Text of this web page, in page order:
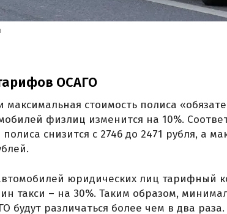
ОСАГО
стоимость полиса
физлиц изменится на 10%.
полиса снизится с 2746 до 2471 рубля, а
юридических лиц тарифный
такси – на 30%. Таким образом,
будут различаться более чем в два раза.